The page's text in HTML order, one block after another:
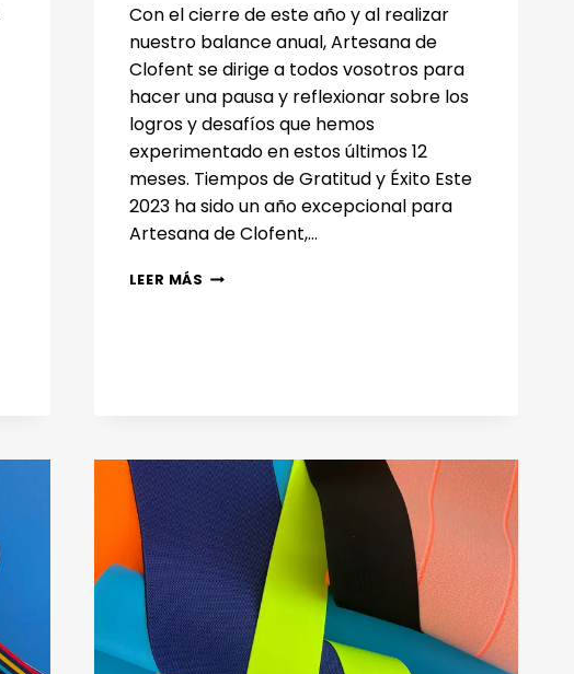
Con el cierre de este año y al realizar
nuestro balance anual, Artesana de
Clofent se dirige a todos vosotros para
hacer una pausa y reflexionar sobre los
logros y desafíos que hemos
experimentado en estos últimos 12
meses. Tiempos de Gratitud y Éxito Este
2023 ha sido un año excepcional para
Artesana de Clofent,…
LEER MÁS BALANCE
INNOVACIÓN
Y
COMPROMISO
EN
TEJIDOS
TÉCNICOS
DE
CALIDAD